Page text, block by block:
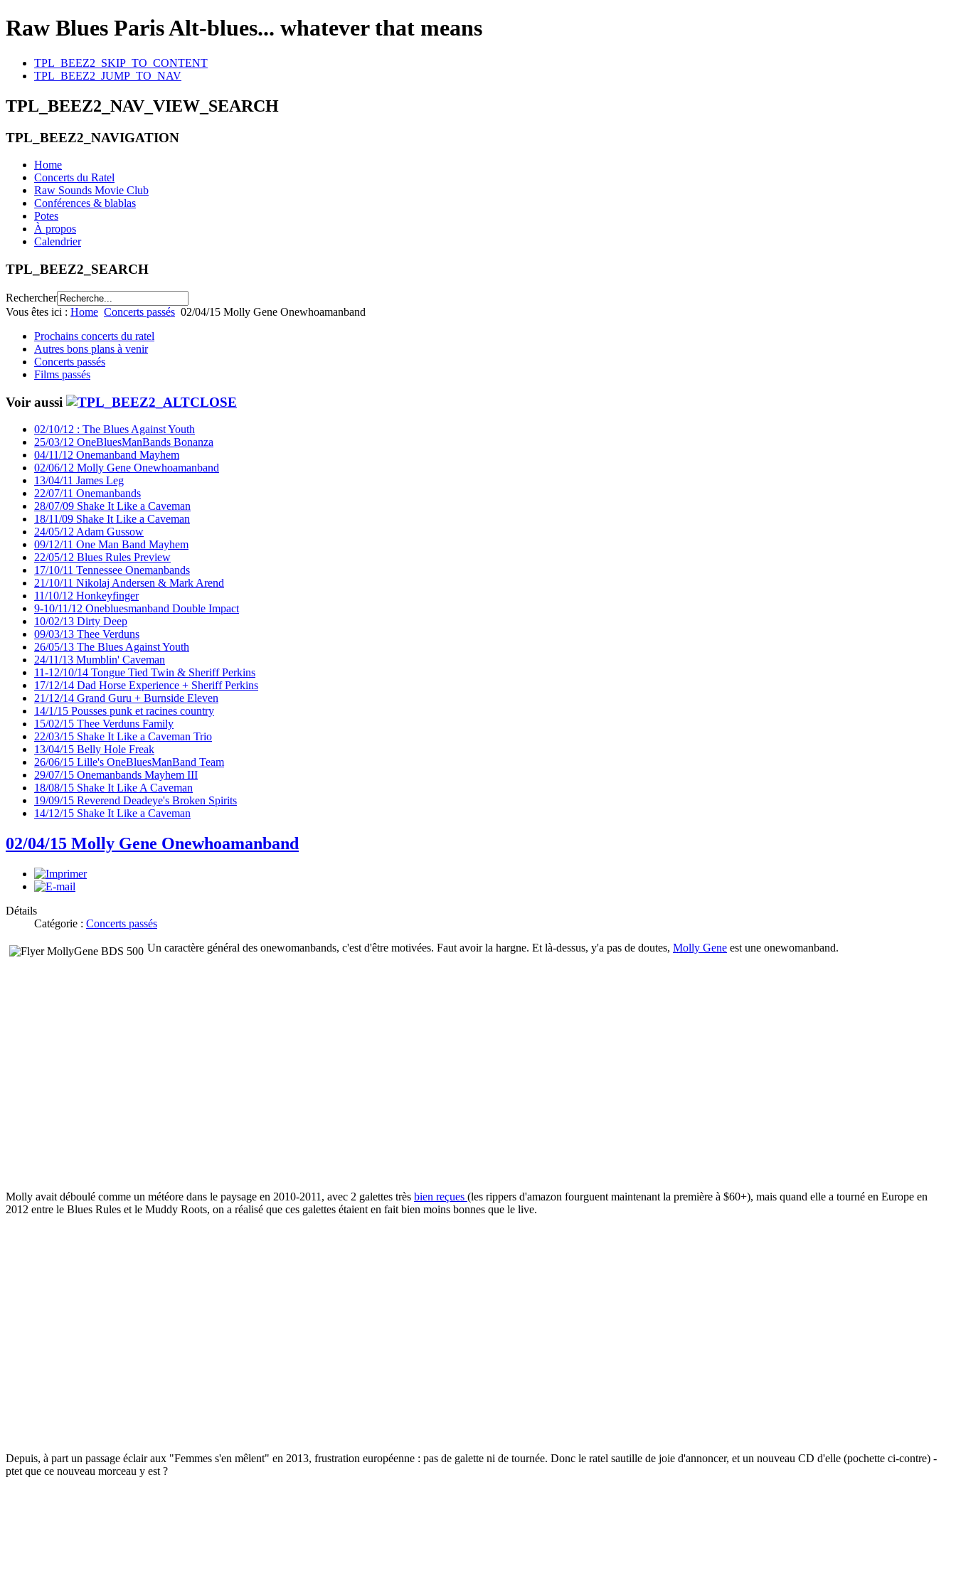
Raw Blues ParisAlt-blues... whatever that means
TPL_BEEZ2_SKIP_TO_CONTENT
TPL_BEEZ2_JUMP_TO_NAV
TPL_BEEZ2_NAV_VIEW_SEARCH
TPL_BEEZ2_NAVIGATION
Home
Concerts du Ratel
Raw Sounds Movie Club
Conférences & blablas
Potes
À propos
Calendrier
TPL_BEEZ2_SEARCH
Rechercher
Vous êtes ici : Home Concerts passés 02/04/15 Molly Gene Onewhoamanband
Prochains concerts du ratel
Autres bons plans à venir
Concerts passés
Films passés
Voir aussi
02/10/12 : The Blues Against Youth
25/03/12 OneBluesManBands Bonanza
04/11/12 Onemanband Mayhem
02/06/12 Molly Gene Onewhoamanband
13/04/11 James Leg
22/07/11 Onemanbands
28/07/09 Shake It Like a Caveman
18/11/09 Shake It Like a Caveman
24/05/12 Adam Gussow
09/12/11 One Man Band Mayhem
22/05/12 Blues Rules Preview
17/10/11 Tennessee Onemanbands
21/10/11 Nikolaj Andersen & Mark Arend
11/10/12 Honkeyfinger
9-10/11/12 Onebluesmanband Double Impact
10/02/13 Dirty Deep
09/03/13 Thee Verduns
26/05/13 The Blues Against Youth
24/11/13 Mumblin' Caveman
11-12/10/14 Tongue Tied Twin & Sheriff Perkins
17/12/14 Dad Horse Experience + Sheriff Perkins
21/12/14 Grand Guru + Burnside Eleven
14/1/15 Pousses punk et racines country
15/02/15 Thee Verduns Family
22/03/15 Shake It Like a Caveman Trio
13/04/15 Belly Hole Freak
26/06/15 Lille's OneBluesManBand Team
29/07/15 Onemanbands Mayhem III
18/08/15 Shake It Like A Caveman
19/09/15 Reverend Deadeye's Broken Spirits
14/12/15 Shake It Like a Caveman
02/04/15 Molly Gene Onewhoamanband
Détails
Catégorie : Concerts passés
Un caractère général des onewomanbands, c'est d'être motivées. Faut avoir la hargne. Et là-dessus, y'a pas de doutes, Molly Gene est une onewomanband.
Molly avait déboulé comme un météore dans le paysage en 2010-2011, avec 2 galettes très bien reçues (les rippers d'amazon fourguent maintenant la première à $60+), mais quand elle a tourné en Europe en
2012 entre le Blues Rules et le Muddy Roots, on a réalisé que ces galettes étaient en fait bien moins bonnes que le live.
Depuis, à part un passage éclair aux "Femmes s'en mêlent" en 2013, frustration européenne : pas de galette ni de tournée. Donc le ratel sautille de joie d'annoncer, et un nouveau CD d'elle (pochette ci-contre) -
ptet que ce nouveau morceau y est ?